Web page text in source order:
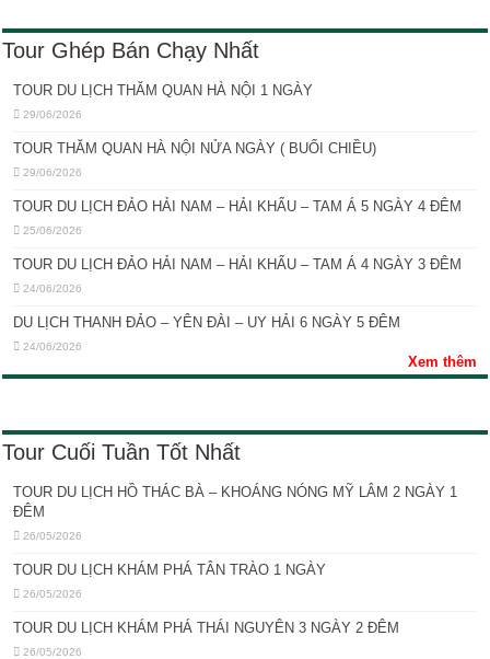
Tour Ghép Bán Chạy Nhất
TOUR DU LỊCH THĂM QUAN HÀ NỘI 1 NGÀY
29/06/2026
TOUR THĂM QUAN HÀ NỘI NỬA NGÀY ( BUỔI CHIỀU)
29/06/2026
TOUR DU LỊCH ĐẢO HẢI NAM – HẢI KHẨU – TAM Á 5 NGÀY 4 ĐÊM
25/06/2026
TOUR DU LỊCH ĐẢO HẢI NAM – HẢI KHẨU – TAM Á 4 NGÀY 3 ĐÊM
24/06/2026
DU LỊCH THANH ĐẢO – YÊN ĐÀI – UY HẢI 6 NGÀY 5 ĐÊM
24/06/2026
Xem thêm
Tour Cuối Tuần Tốt Nhất
TOUR DU LỊCH HỒ THÁC BÀ – KHOÁNG NÓNG MỸ LÂM 2 NGÀY 1
ĐÊM
26/05/2026
TOUR DU LỊCH KHÁM PHÁ TÂN TRÀO 1 NGÀY
26/05/2026
TOUR DU LỊCH KHÁM PHÁ THÁI NGUYÊN 3 NGÀY 2 ĐÊM
26/05/2026